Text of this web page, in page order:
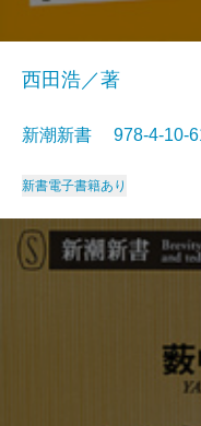
西田浩／著
新潮新書 978-4-10-
新書電子書籍あり